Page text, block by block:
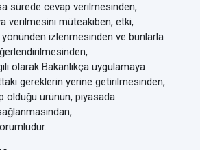
sürede cevap verilmesinden,
verilmesini müteakiben, etki,
izlenmesinden ve bunlarla
olarak Bakanlıkça uygulamaya
gereklerin yerine getirilmesinden,
olduğu ürünün, piyasada